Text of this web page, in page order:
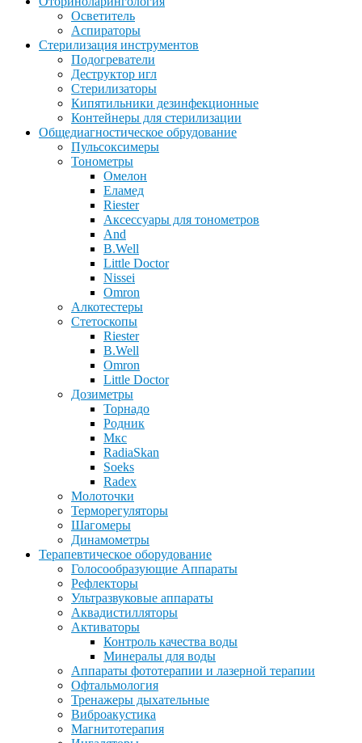
Осветитель
Аспираторы
Стерилизация инструментов
Подогреватели
Деструктор игл
Стерилизаторы
Кипятильники дезинфекционные
Контейнеры для стерилизации
Общедиагностическое обрудование
Пульсоксимеры
Тонометры
Омелон
Еламед
Riester
Аксессуары для тонометров
And
B.Well
Little Doctor
Nissei
Omron
Алкотестеры
Стетоскопы
Riester
B.Well
Omron
Little Doctor
Дозиметры
Торнадо
Родник
Мкс
RadiaSkan
Soeks
Radex
Молоточки
Терморегуляторы
Шагомеры
Динамометры
Терапевтическое оборудование
Голосообразующие Аппараты
Рефлекторы
Ультразвуковые аппараты
Аквадистилляторы
Активаторы
Контроль качества воды
Минералы для воды
Аппараты фототерапии и лазерной терапии
Офтальмология
Тренажеры дыхательные
Виброакустика
Магнитотерапия